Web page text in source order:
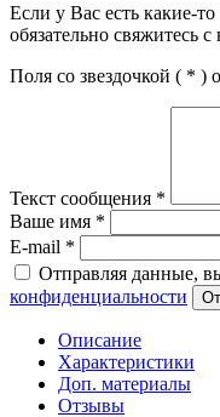
Если у Вас есть какие-
обязательно свяжитесь
Поля со звездочкой ( * )
Текст сообщения *
Ваше имя *
E-mail *
Отправляя данные,
конфиденциальности
Описание
Характеристики
Доп. материалы
Отзывы